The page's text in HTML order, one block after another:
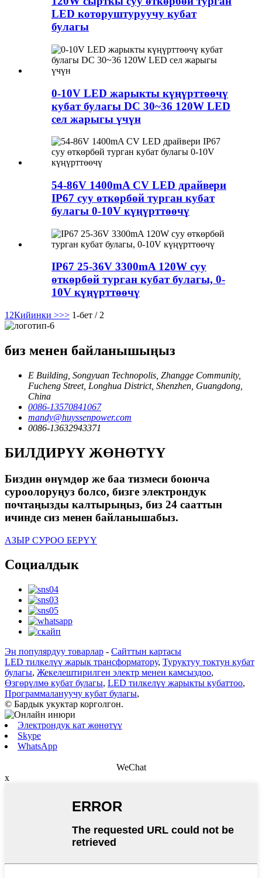
LED которуштуруучу кубат
булагы
0-10V LED жарыкты күңүрттөөчү
кубат булагы DC 30~36 120W LED
сел жарыгы үчүн
54-86V 1400mA CV LED драйвери
IP67 суу өткөрбөй турган кубат
булагы 0-10V күңүрттөөчү
IP67 25-36V 3300mA 120W суу
өткөрбөй турган кубат булагы, 0-
10V күңүрттөөчү
1 2Кийинки >>> 1-бет / 2
биз менен байланышыңыз
E Building, Songyuan Technopolis, Zhangge Community,
Fucheng Street, Longhua District, Shenzhen, Guangdong,
China
0086-13570841067
mandy@huyssenpower.com
0086-13632943371
БИЛДИРҮҮ ЖӨНӨТҮҮ
Биздин өнүмдөр же баа тизмеси боюнча
суроолоруңуз болсо, бизге электрондук
почтаңызды калтырыңыз, биз 24 сааттын
ичинде сиз менен байланышабыз.
АЗЫР СУРОО БЕРҮҮ
Социалдык
Эң популярдуу товарлар - Сайттын картасы
LED тилкелүү жарык трансформатору, Туруктуу токтун кубат
булагы, Жекелештирилген электр менен камсыздоо,
Өзгөрүлмө кубат булагы, LED тилкелүү жарыкты кубаттоо,
Программалануучу кубат булагы,
© Бардык укуктар корголгон.
Электрондук кат жөнөтүү
Skype
WhatsApp
WeChat
x